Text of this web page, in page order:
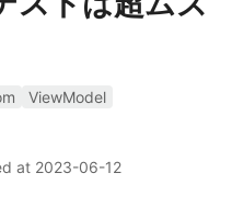
ViewModel
at 2023-06-12